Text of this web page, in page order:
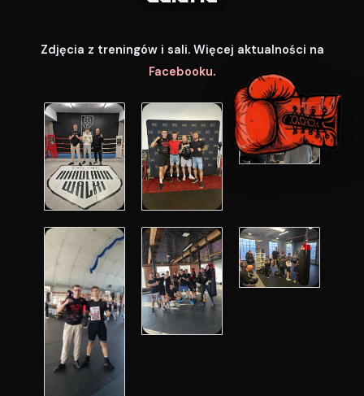
Zdjęcia z treningów i sali. Więcej aktualności na
Facebooku.